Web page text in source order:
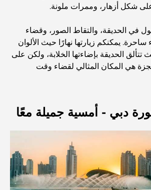
الطعام الفاخر في نخلة جميرا
على الإطلاق: قائمة هواة الجمع
شكل أزهار، وممرات ملونة.
في الحديقة، والتقاط الصور، وقضاء
يمكنكم زيارتها نهارًا حيث الألوان
تتألق الحديقة بإضاءتها الخلابة، ولكن على
هي المكان المثالي لقضاء وقت